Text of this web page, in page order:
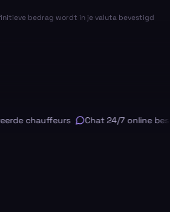
bedrag wordt in je valuta bevestigd
chauffeurs Chat 24/7 online